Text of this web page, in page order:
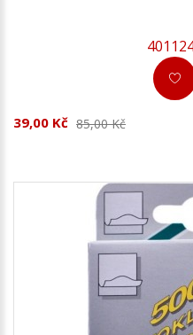
39,00 Kč 85,00 Kč